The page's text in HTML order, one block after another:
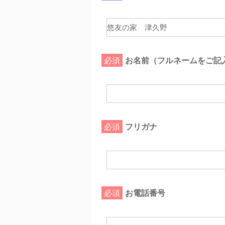
必須 お名前（フルネームをご記
必須 フリガナ
必須 お電話番号